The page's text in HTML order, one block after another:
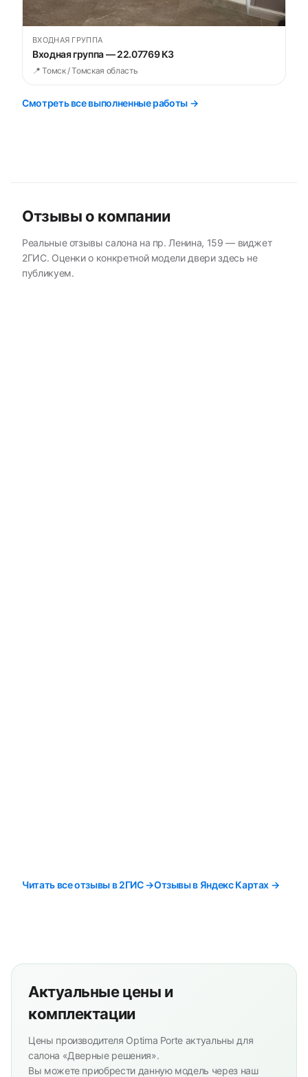
ВХОДНАЯ ГРУППА
Входная группа — 22.07769 К3
📍 Томск / Томская область
Смотреть все выполненные работы →
Отзывы о компании
Реальные отзывы салона на пр. Ленина, 159 — виджет
2ГИС. Оценки о конкретной модели двери здесь не
публикуем.
Читать все отзывы в 2ГИС →Отзывы в Яндекс Картах →
Актуальные цены и
комплектации
Цены производителя Optima Porte актуальны для
салона «Дверные решения».
Вы можете приобрести данную модель через наш